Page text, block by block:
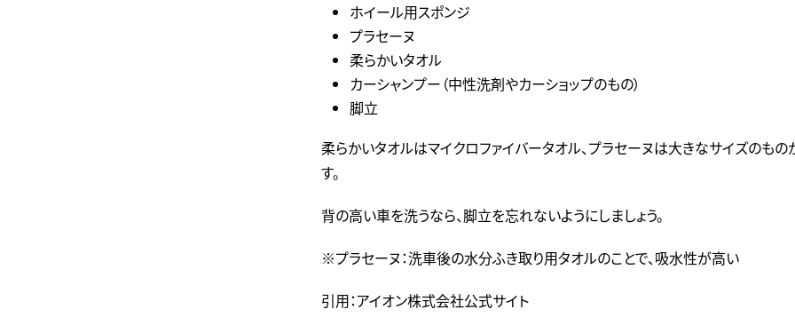
ホイール用スポンジ
プラセーヌ
柔らかいタオル
カーシャンプー（中性洗剤やカーショップのもの）
脚立
柔らかいタオルはマイクロファイバータオル、プラセーヌは大きなサイズのも
す。
背の高い車を洗うなら、脚立を忘れないようにしましょう。
※プラセーヌ：洗車後の水分ふき取り用タオルのことで、吸水性が高い
引用：アイオン株式会社公式サイト